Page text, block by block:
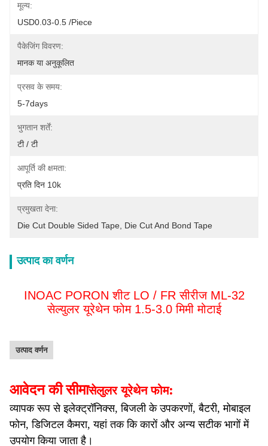
मूल्य:
USD0.03-0.5 /piece
पैकेजिंग विवरण:
मानक या अनुकूलित
प्रसव के समय:
5-7days
भुगतान शर्तें:
टी / टी
आपूर्ति की क्षमता:
प्रति दिन 10k
प्रमुखता देना:
Die Cut Double Sided Tape Die Cut And Bond Tape
उत्पाद का वर्णन
INOAC PORON शीट LO / FR सीरीज ML-32
सेल्युलर यूरेथेन फोम 1.5-3.0 मिमी मोटाई
उत्पाद वर्णन
आवेदन की सीमासेलुलर यूरेथेन फोम:
व्यापक रूप से इलेक्ट्रॉनिक्स, बिजली के उपकरणों, बैटरी, मोबाइल
फोन, डिजिटल कैमरा, यहां तक ​​कि कारों और अन्य सटीक भागों में
उपयोग किया जाता है।